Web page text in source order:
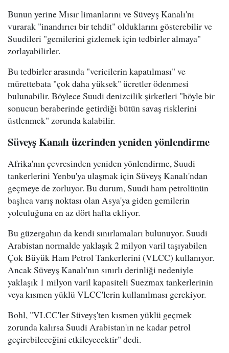
Bunun yerine Mısır limanlarını ve Süveyş Kanalı'nı
vurarak "inandırıcı bir tehdit" olduklarını gösterebilir ve
Suudileri "gemilerini gizlemek için tedbirler almaya"
zorlayabilirler.
Bu tedbirler arasında "vericilerin kapatılması" ve
mürettebata "çok daha yüksek" ücretler ödenmesi
bulunabilir. Böylece Suudi denizcilik şirketleri "böyle bir
sonucun beraberinde getirdiği bütün savaş risklerini
üstlenmek" zorunda kalabilir.
Süveyş Kanalı üzerinden yeniden yönlendirme
Afrika'nın çevresinden yeniden yönlendirme, Suudi
tankerlerini Yenbu'ya ulaşmak için Süveyş Kanalı'ndan
geçmeye de zorluyor. Bu durum, Suudi ham petrolünün
başlıca varış noktası olan Asya'ya giden gemilerin
yolculuğuna en az dört hafta ekliyor.
Bu güzergahın da kendi sınırlamaları bulunuyor. Suudi
Arabistan normalde yaklaşık 2 milyon varil taşıyabilen
Çok Büyük Ham Petrol Tankerlerini (VLCC) kullanıyor.
Ancak Süveyş Kanalı'nın sınırlı derinliği nedeniyle
yaklaşık 1 milyon varil kapasiteli Suezmax tankerlerinin
veya kısmen yüklü VLCC'lerin kullanılması gerekiyor.
Bohl, "VLCC'ler Süveyş'ten kısmen yüklü geçmek
zorunda kalırsa Suudi Arabistan'ın ne kadar petrol
geçirebileceğini etkileyecektir" dedi.